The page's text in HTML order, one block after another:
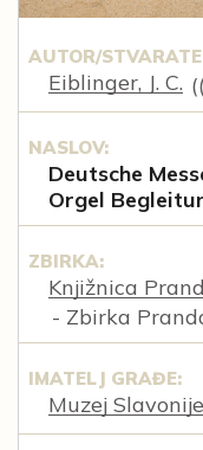
AUTOR/
Eiblinger, J. C.
NASLOV:
Deutsche
Orgel
ZBIRKA:
Knjižnica
- Zbirka
IMATELJ GRAĐE:
Muzej